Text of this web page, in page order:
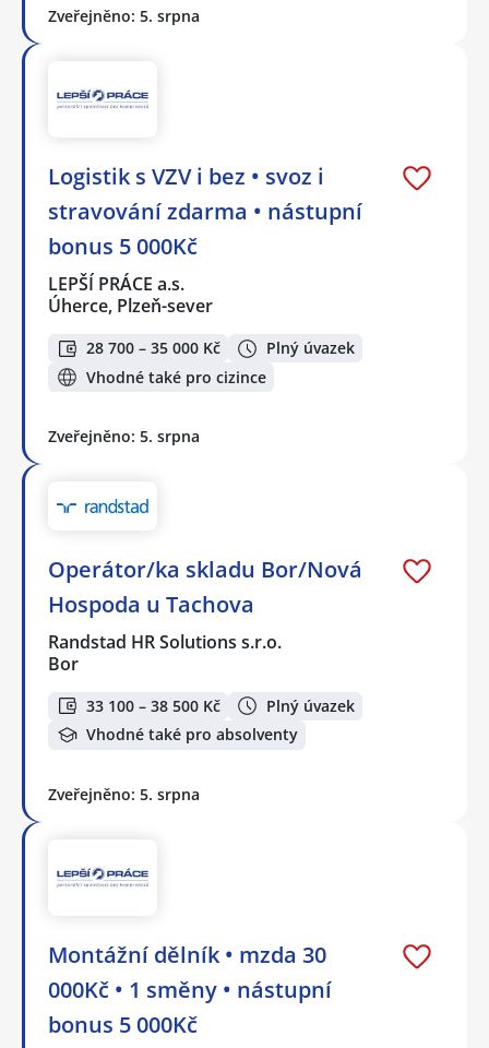
Zveřejněno: 5. srpna
Logistik s VZV i bez • svoz i
stravování zdarma • nástupní
bonus 5 000Kč
LEPŠÍ PRÁCE a.s.
Úherce, Plzeň-sever
28 700 – 35 000 Kč
Plný úvazek
Vhodné také pro cizince
Zveřejněno: 5. srpna
Operátor/ka skladu Bor/Nová
Hospoda u Tachova
Randstad HR Solutions s.r.o.
Bor
33 100 – 38 500 Kč
Plný úvazek
Vhodné také pro absolventy
Zveřejněno: 5. srpna
Montážní dělník • mzda 30
000Kč • 1 směny • nástupní
bonus 5 000Kč